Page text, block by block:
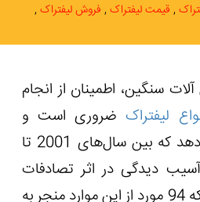
قیمت لیفتراک فروش لیفتراک
سنگین، اطمینان از انجام
لیفتراکضروری است و
نشان می‌دهد که بین سال‌های 2001 تا
مورد آسیب دیدگی در اثر تصادفات
لیفتراک رخ داده است که 94 مورد از این موارد منجر به